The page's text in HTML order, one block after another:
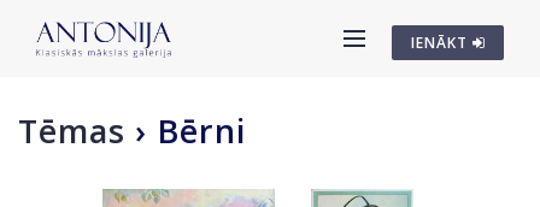
IENĀKT
Tēmas › Bērni